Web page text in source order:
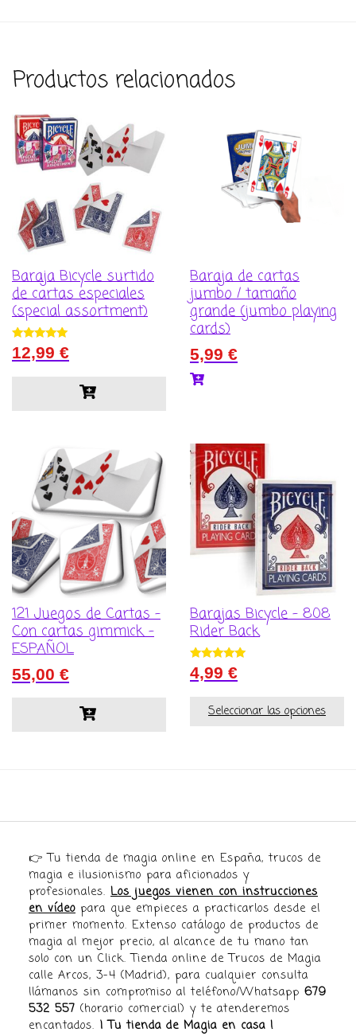
Productos relacionados
Baraja Bicycle surtido
de cartas especiales
(special assortment)
Valorado con
5.00
12,99 €
Baraja de cartas
jumbo / tamaño
grande (jumbo playing
cards)
5,99 €
121 Juegos de Cartas –
Con cartas gimmick –
ESPAÑOL
55,00 €
Barajas Bicycle – 808
Rider Back
Valorado con
5.00
4,99 €
Seleccionar las opciones
👉 Tu tienda de magia online en España, trucos de
magia e ilusionismo para aficionados y
profesionales. Los juegos vienen con instrucciones
en vídeo para que empieces a practicarlos desde el
primer momento. Extenso catálogo de productos de
magia al mejor precio, al alcance de tu mano tan
solo con un Click. Tienda online de Trucos de Magia
calle Arcos, 3-4 (Madrid), para cualquier consulta
llámanos sin compromiso al teléfono/Whatsapp 679
532 557 (horario comercial) y te atenderemos
encantados. ¡ Tu tienda de Magia en casa !